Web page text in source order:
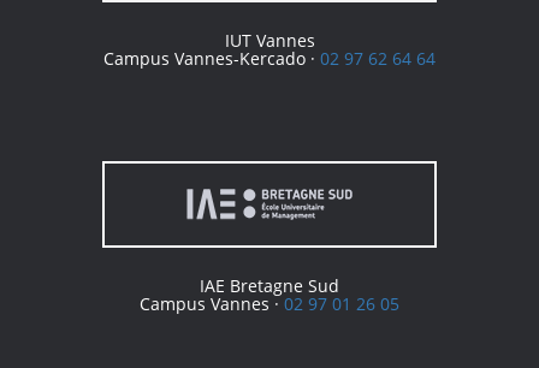
IUT Vannes
Campus Vannes-Kercado · 02 97 62 64 64
IAE Bretagne Sud
Campus Vannes ·02 97 01 26 05